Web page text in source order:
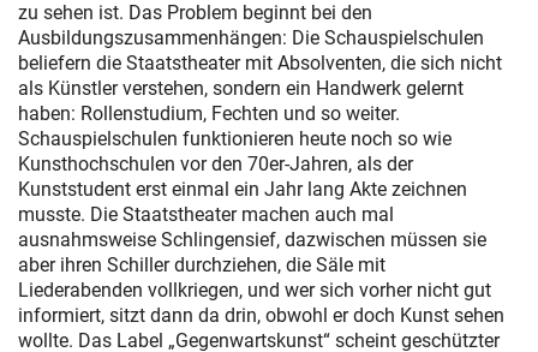
zu sehen ist. Das Problem beginnt bei den
Ausbildungszusammenhängen: Die Schauspielschulen
beliefern die Staatstheater mit Absolventen, die sich nicht
als Künstler verstehen, sondern ein Handwerk gelernt
haben: Rollenstudium, Fechten und so weiter.
Schauspielschulen funktionieren heute noch so wie
Kunsthochschulen vor den 70er-Jahren, als der
Kunststudent erst einmal ein Jahr lang Akte zeichnen
musste. Die Staatstheater machen auch mal
ausnahmsweise Schlingensief, dazwischen müssen sie
aber ihren Schiller durchziehen, die Säle mit
Liederabenden vollkriegen, und wer sich vorher nicht gut
informiert, sitzt dann da drin, obwohl er doch Kunst sehen
wollte. Das Label „Gegenwartskunst“ scheint geschützter